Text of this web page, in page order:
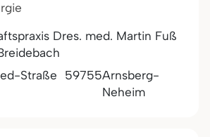
Dres. med. Martin Fuß
Straße
59755Arnsberg-
Neheim